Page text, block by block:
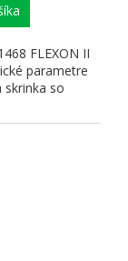
FLEXON II
parametre
skrinka so